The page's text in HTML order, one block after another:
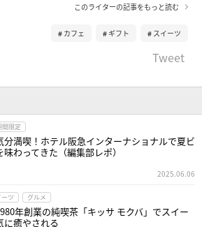
このライターの記事をもっと読む
カフェ ギフト スイーツ
Tweet
間限定
分満喫！ホテル阪急インターナショナルで夏ビ
味わってきた（編集部レポ）
2025.06.06
ツ グルメ
年創業の純喫茶「キッサ モクバ」でスイー
に癒やされる